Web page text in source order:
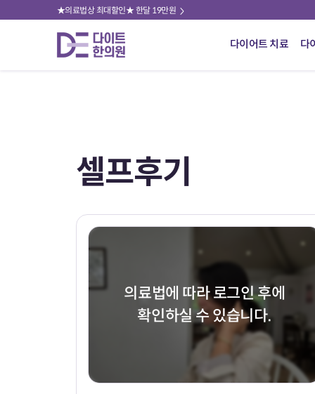
★의료법상 최대할인★ 한달 19만원
다이어트 치료 다
셀프후기
의료법에 따라 로그인 후에
확인하실 수 있습니다.